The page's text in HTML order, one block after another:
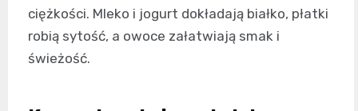
ciężkości. Mleko i jogurt dokładają białko, płatki
robią sytość, a owoce załatwiają smak i
świeżość.